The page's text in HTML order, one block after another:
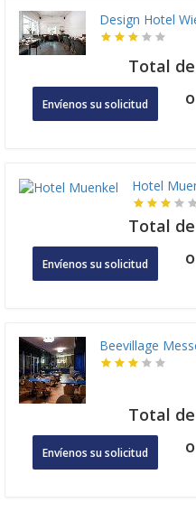
Design Hotel
Total de
Envíenos su solicitud o
Hotel
Total de
Envíenos su solicitud o
Beevillage
Total de
Envíenos su solicitud o